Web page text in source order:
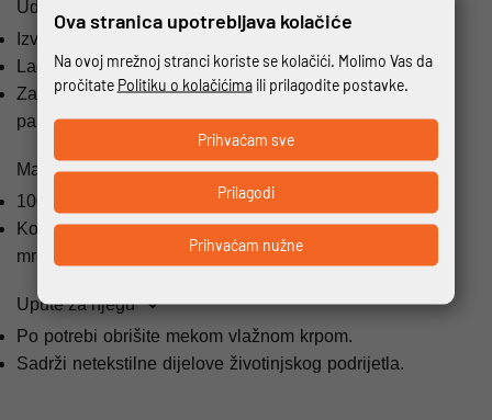
Udobnost i posebne karakteristike
Izvrsna prozračnost.
Lagane rukavice.
Zaslon osjetljiv na dodir vrhovi prstiju na kažiprstima i
palcima.
Materijal
100% KOŽA
Kombinacija perforirane kozje kože, zračno rastezljive
mreže i neoprena.
Upute za njegu
Po potrebi obrišite mekom vlažnom krpom.
Sadrži netekstilne dijelove životinjskog podrijetla.
Ova stranica upotrebljava kolačiće
Na ovoj mrežnoj stranci koriste se kolačići. Molimo Vas da
pročitate Politiku o kolačićimaili prilagodite postavke.
Prihvaćam nužne
Prilagodi
Prihvaćam sve